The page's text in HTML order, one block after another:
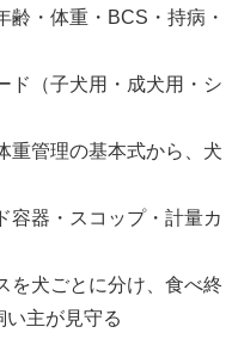
齢・体重・BCS・持病・
ド（子犬用・成犬用・シ
重管理の基本式から、犬
容器・スコップ・計量カ
を犬ごとに分け、食べ終
い主が見守る